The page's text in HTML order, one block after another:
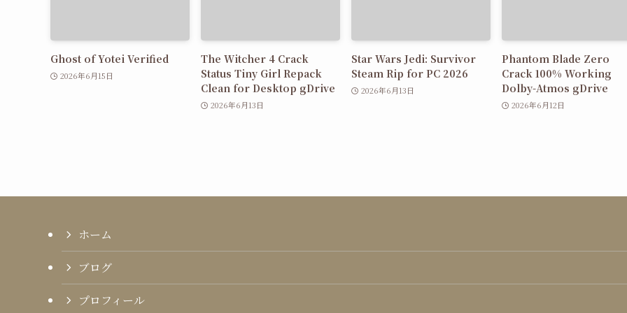
Ghost of Yotei Verified
2026年6月15日
The Witcher 4 Crack
Status Tiny Girl Repack
Clean for Desktop gDrive
2026年6月13日
Star Wars Jedi: Survivor
Steam Rip for PC 2026
2026年6月13日
Phantom Blade Zero
Crack 100% Working
Dolby-Atmos gDrive
2026年6月12日
ホーム
ブログ
プロフィール